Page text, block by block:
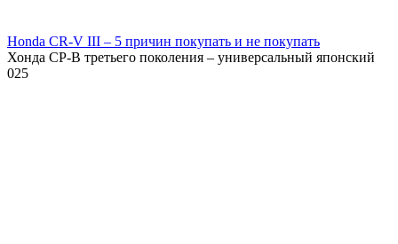
Honda CR-V III – 5 причин покупать и не покупать
Хонда СР-В третьего поколения – универсальный японский
025